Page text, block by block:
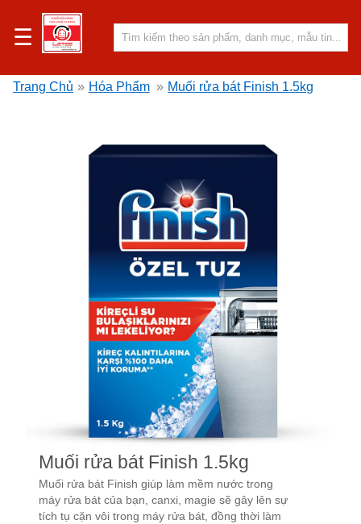
☰
Trang Chủ » Hóa Phẩm » Muối rửa bát Finish 1.5kg
Muối rửa bát Finish 1.5kg
Muối rửa bát Finish giúp làm mềm nước trong
máy rửa bát của bạn, canxi, magie sẽ gây lên sự
tích tụ cặn vôi trong máy rửa bát, đồng thời làm